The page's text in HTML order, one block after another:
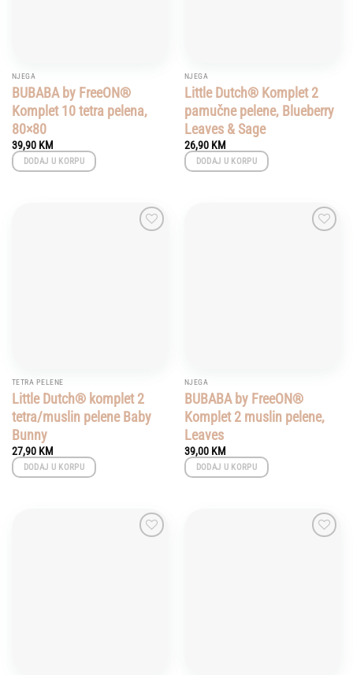
NJEGA
BUBABA by FreeON®
Komplet 10 tetra pelena,
80×80
39,90 KM
DODAJ U KORPU
NJEGA
Little Dutch® Komplet 2
pamučne pelene, Blueberry
Leaves & Sage
26,90 KM
DODAJ U KORPU
TETRA PELENE
Little Dutch® komplet 2
tetra/muslin pelene Baby
Bunny
27,90 KM
DODAJ U KORPU
NJEGA
BUBABA by FreeON®
Komplet 2 muslin pelene,
Leaves
39,00 KM
DODAJ U KORPU